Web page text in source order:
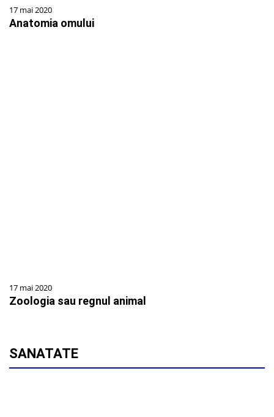
17 mai 2020
Anatomia omului
17 mai 2020
Zoologia sau regnul animal
SANATATE